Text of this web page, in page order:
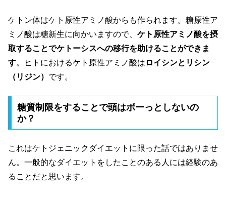
ケトン体はケト原性アミノ酸からも作られます。糖原性ア
ミノ酸は糖新生に向かいますので、 ケト原性アミノ酸を摂
取することでケトーシスへの移行を助けることができま
す。ヒトにおけるケト原性アミノ酸は ロイシンとリシン
（リジン） です。
糖質制限をすることで頭はボーっとしないの
か？
これはケトジェニックダイエットに限った話ではありませ
ん。一般的なダイエットをしたことのある人には経験のあ
ることだと思います。